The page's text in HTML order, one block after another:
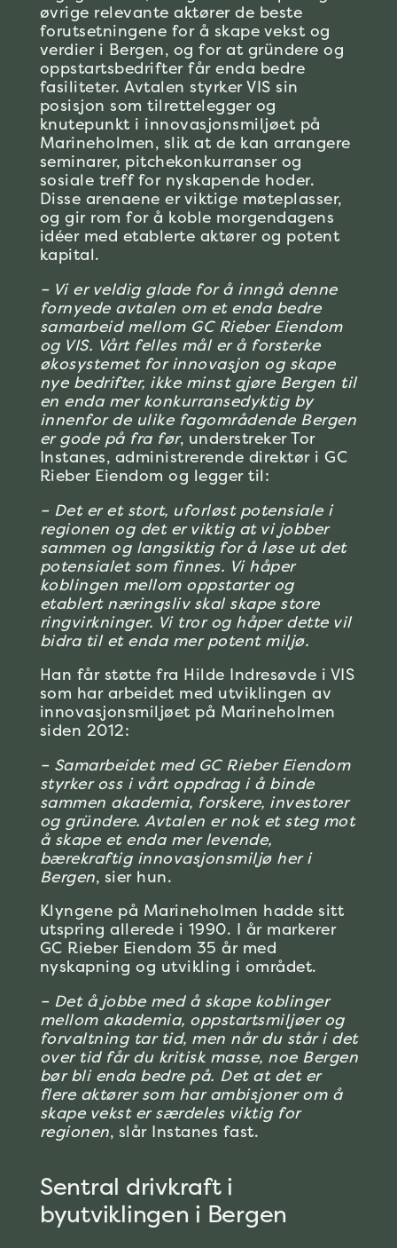
øvrige relevante aktører de beste
forutsetningene for å skape vekst og
verdier i Bergen, og for at gründere og
oppstartsbedrifter får enda bedre
fasiliteter. Avtalen styrker VIS sin
posisjon som tilrettelegger og
knutepunkt i innovasjonsmiljøet på
Marineholmen, slik at de kan arrangere
seminarer, pitchekonkurranser og
sosiale treff for nyskapende hoder.
Disse arenaene er viktige møteplasser,
og gir rom for å koble morgendagens
idéer med etablerte aktører og potent
kapital.
– Vi er veldig glade for å inngå denne
fornyede avtalen om et enda bedre
samarbeid mellom GC Rieber Eiendom
og VIS. Vårt felles mål er å forsterke
økosystemet for innovasjon og skape
nye bedrifter, ikke minst gjøre Bergen til
en enda mer konkurransedyktig by
innenfor de ulike fagområdende Bergen
er gode på fra før, understreker Tor
Instanes, administrerende direktør i GC
Rieber Eiendom og legger til:
– Det er et stort, uforløst potensiale i
regionen og det er viktig at vi jobber
sammen og langsiktig for å løse ut det
potensialet som finnes. Vi håper
koblingen mellom oppstarter og
etablert næringsliv skal skape store
ringvirkninger. Vi tror og håper dette vil
bidra til et enda mer potent miljø.
Han får støtte fra Hilde Indresøvde i VIS
som har arbeidet med utviklingen av
innovasjonsmiljøet på Marineholmen
siden 2012:
– Samarbeidet med GC Rieber Eiendom
styrker oss i vårt oppdrag i å binde
sammen akademia, forskere, investorer
og gründere. Avtalen er nok et steg mot
å skape et enda mer levende,
bærekraftig innovasjonsmiljø her i
Bergen, sier hun.
Klyngene på Marineholmen hadde sitt
utspring allerede i 1990. I år markerer
GC Rieber Eiendom 35 år med
nyskapning og utvikling i området.
– Det å jobbe med å skape koblinger
mellom akademia, oppstartsmiljøer og
forvaltning tar tid, men når du står i det
over tid får du kritisk masse, noe Bergen
bør bli enda bedre på. Det at det er
flere aktører som har ambisjoner om å
skape vekst er særdeles viktig for
regionen, slår Instanes fast.
Sentral drivkraft i
byutviklingen i Bergen